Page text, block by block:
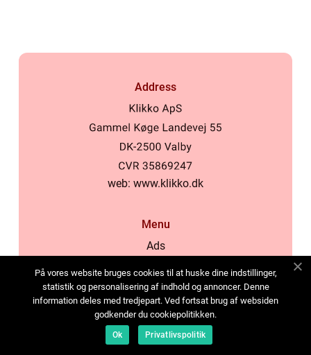
Address
web: www.klikko.dk
Menu
Ads
Cookies
Contact
Sitemap
På vores website bruges cookies til at huske dine indstillinger,
statistik og personalisering af indhold og annoncer. Denne
information deles med tredjepart. Ved fortsat brug af websiden
godkender du cookiepolitikken.
Ok Privatlivspolitik